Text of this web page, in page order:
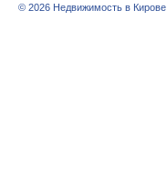
© 2026 Недвижимость в Кирове